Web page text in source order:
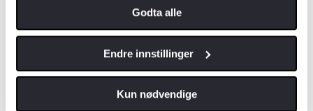
Godta alle
Endre innstillinger
Kun nødvendige
Kollisjonsvern med Autobrems (PCS)
Vårt kollisjonsvernsystem kan oppdage farlige situasjoner og hjelpe
syklister. Det fungerer ved å varsle sjåføren med lyd- og visuelle
advarsler og bremseassistanse. Hvis sjåføren ikke klarer å bremse i
tide, bremses det automatisk opp for å forhindre eller dempe en